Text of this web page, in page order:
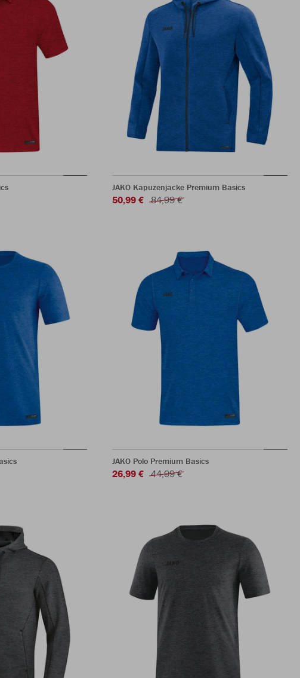
JAKO Kapuzenjacke Premium Basics
50,99 € 84,99 €
JAKO Polo Premium Basics
26,99 € 44,99 €